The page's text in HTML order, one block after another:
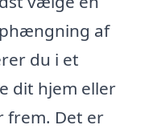
af
du i et
dit hjem eller
frem. Det er